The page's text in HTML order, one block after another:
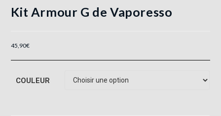
Kit Armour G de Vaporesso
45,90€
COULEUR